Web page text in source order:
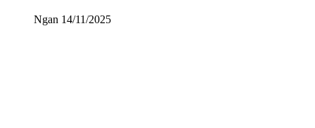
Ngan 14/11/2025